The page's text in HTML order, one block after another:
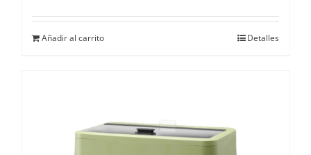
Añadir al carrito Detalles